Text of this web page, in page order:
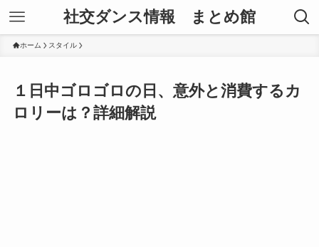
社交ダンス情報 まとめ館
ホーム スタイル
１日中ゴロゴロの日、意外と消費するカ
ロリーは？詳細解説